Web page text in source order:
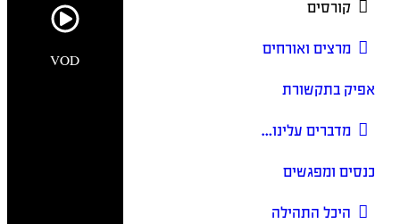
קורסים
מרצים ואורחים
אפיק בתקשורת
מדברים עלינו…
כנסים ומפגשים
היכל התהילה
VOD